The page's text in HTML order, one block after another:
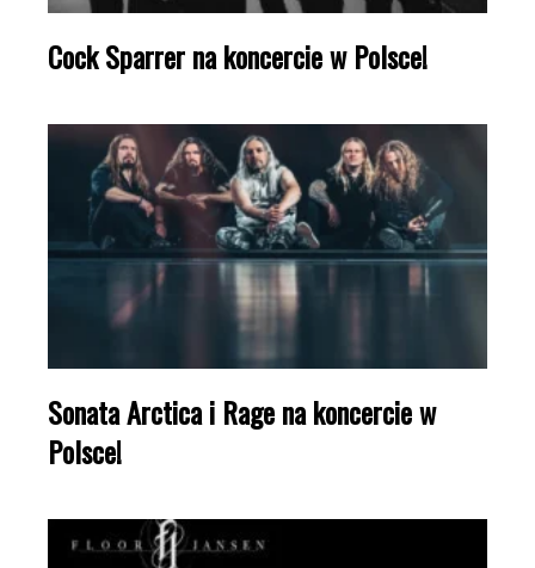
Cock Sparrer na koncercie w Polsce!
Sonata Arctica i Rage na koncercie w
Polsce!